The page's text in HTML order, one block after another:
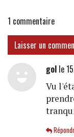
1 commentaire
Laisser un
golle
Vu